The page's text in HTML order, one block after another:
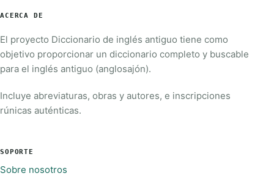
ACERCA DE
El proyecto Diccionario de inglés antiguo tiene como
objetivo proporcionar un diccionario completo y buscable
para el inglés antiguo (anglosajón).
Incluye abreviaturas, obras y autores, e inscripciones
rúnicas auténticas.
SOPORTE
Sobre nosotros